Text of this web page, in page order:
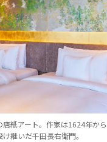
紙アート。作家は1624年か
け継いだ千田長右衛門。